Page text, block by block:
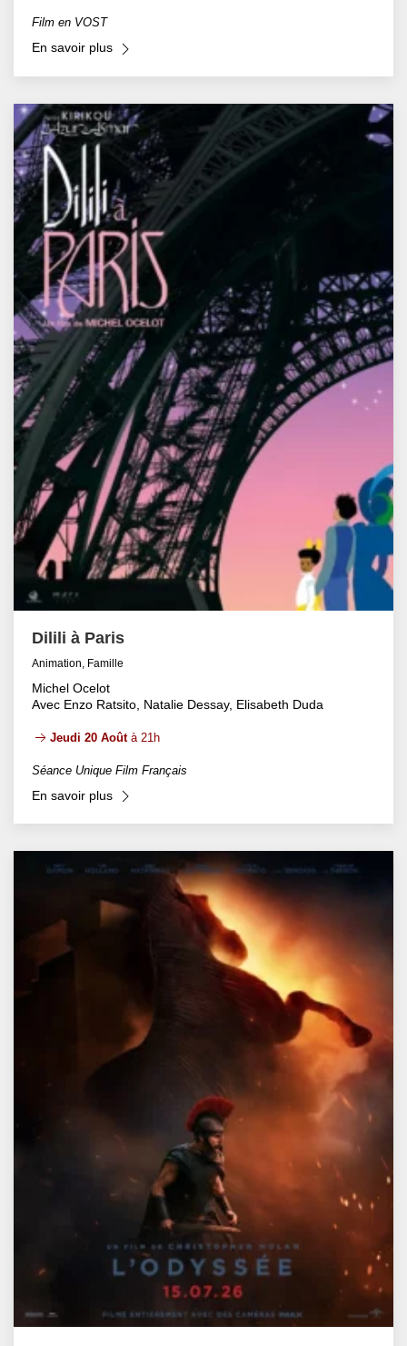
Film en VOST
En savoir plus
Dilili à Paris
Animation, Famille
Michel Ocelot
Avec Enzo Ratsito, Natalie Dessay, Elisabeth Duda
Jeudi 20 Aoûtà 21h
Séance Unique Film Français
En savoir plus